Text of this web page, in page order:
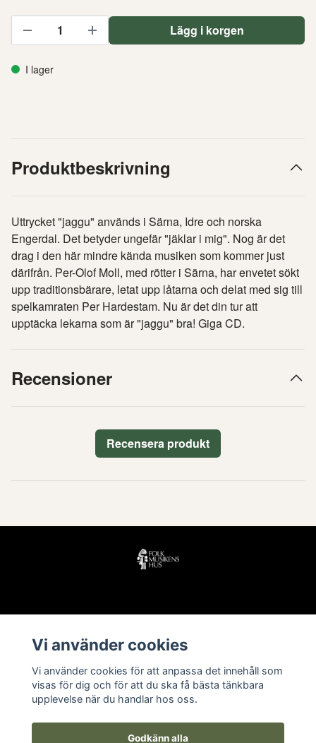
Lägg i korgen
I lager
Produktbeskrivning
Uttrycket "jaggu" används i Särna, Idre och norska
Engerdal. Det betyder ungefär "jäklar i mig". Nog är det
drag i den här mindre kända musiken som kommer just
därifrån. Per-Olof Moll, med rötter i Särna, har envetet sökt
upp traditionsbärare, letat upp låtarna och delat med sig till
spelkamraten Per Hardestam. Nu är det din tur att
upptäcka lekarna som är "jaggu" bra! Giga CD.
Recensioner
Recensera produkt
Köpvillkor
Kontakt
Vi använder cookies
Vi använder cookies för att anpassa det innehåll som
visas för dig och för att du ska få bästa tänkbara
upplevelse när du handlar hos oss.
Godkänn alla